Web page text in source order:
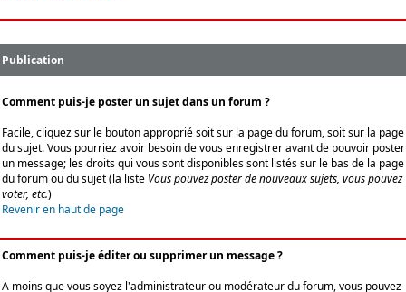
Publication
Comment puis-je poster un sujet dans un forum ?
Facile, cliquez sur le bouton approprié soit sur la page du forum, soit sur la page
du sujet. Vous pourriez avoir besoin de vous enregistrer avant de pouvoir poster
un message; les droits qui vous sont disponibles sont listés sur le bas de la page
du forum ou du sujet (la liste Vous pouvez poster de nouveaux sujets, vous pouvez
voter, etc.)
Revenir en haut de page
Comment puis-je éditer ou supprimer un message ?
A moins que vous soyez l'administrateur ou modérateur du forum, vous pouvez